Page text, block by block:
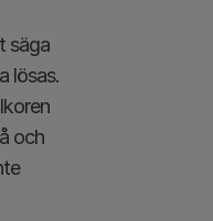
säga
lösas.
och